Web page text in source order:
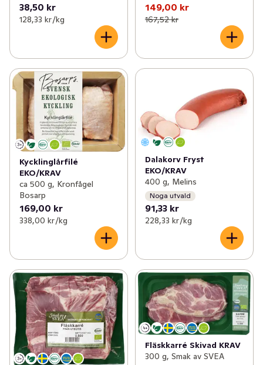
38,50 kr
128,33 kr /kg
149,00 kr
167,52 kr
Kycklinglårfilé
EKO/KRAV
ca 500 g, Kronfågel
Bosarp
169,00 kr
338,00 kr /kg
Dalakorv Fryst
EKO/KRAV
400 g, Melins
Noga utvald
91,33 kr
228,33 kr /kg
Fläskkarré Skivad KRAV
300 g, Smak av SVEA